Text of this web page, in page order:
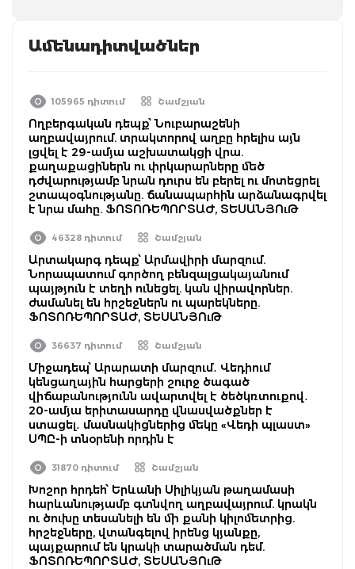
Ամենադիտվածներ
105965 դիտում Շամշյան
Ողբերգական դեպք՝ Նուբարաշենի
աղբավայրում. տրակտորով աղբը հրելիս այն
լցվել է 29-ամյա աշխատակցի վրա.
քաղաքացիներն ու փրկարարները մեծ
դժվարությամբ նրան դուրս են բերել ու մոտեցրել
շտապօգնությանը. ճանապարհին արձանագրվել
է նրա մահը. ՖՈՏՈՌԵՊՈՐՏԱԺ, ՏԵՍԱՆՅՈւԹ
46328 դիտում Շամշյան
Արտակարգ դեպք՝ Արմավիրի մարզում.
Նորապատում գործող բենզալցակայանում
պայթյուն է տեղի ունեցել. կան վիրավորներ.
ժամանել են հրշեջներն ու պարեկները.
ՖՈՏՈՌԵՊՈՐՏԱԺ, ՏԵՍԱՆՅՈւԹ
36637 դիտում Շամշյան
Միջադեպ՝ Արարատի մարզում․ Վեդիում
կենցաղային հարցերի շուրջ ծագած
վիճաբանությունն ավարտվել է ծեծկռտուքով․
20-ամյա երիտասարդը վնասվածքներ է
ստացել․ մասնակիցներից մեկը «Վեդի պլաստ»
ՍՊԸ-ի տնօրենի որդին է
31870 դիտում Շամշյան
Խոշոր հրդեհ՝ Երևանի Սիլիկյան թաղամասի
հարևանությամբ գտնվող աղբավայրում. կրակն
ու ծուխը տեսանելի են մի քանի կիլոմետրից.
հրշեջները, վտանգելով իրենց կյանքը,
պայքարում են կրակի տարածման դեմ.
ՖՈՏՈՌԵՊՈՐՏԱԺ, ՏԵՍԱՆՅՈւԹ